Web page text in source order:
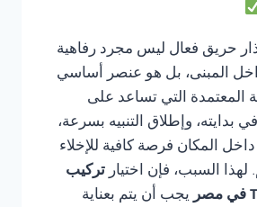
حريق فعال ليس مجرد رفاهية
داخل المبنى، بل هو عنصر أساسي
المعتمدة التي تساعد على
بدايته، وإطلاق التنبيه بسرعة،
المكان فرصة كافية للإخلاء
السبب، فإن اختيار تركيب
يجب أن يتم بعناية